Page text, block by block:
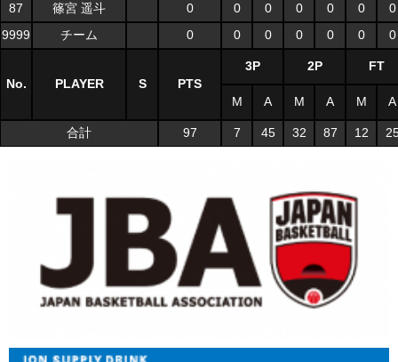
87 篠宮 遥斗 0 0 0 0 0 0
0
9999
チーム 0 0 0 0 0 0 0
No. PLAYER S PTS
3P 2P FT
M A M A M A
合計 97 7 45 32 87 12